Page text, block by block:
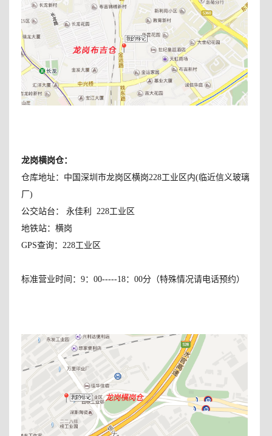
龙岗横岗仓：
仓库地址：中国深圳市龙岗区横岗228工业区内(临近信义玻璃
厂)
公交站台： 永佳利 228工业区
地铁站：横岗
GPS查询：228工业区
标准营业时间：9：00-----18：00分（特殊情况请电话预约）